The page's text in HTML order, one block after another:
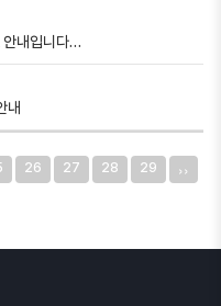
안내입니다…
내
26 27 28 29 ››